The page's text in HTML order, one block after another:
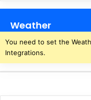
Weather
You need to set the
Integrations.